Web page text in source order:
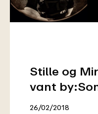
Stille og
vant
26/02/2018